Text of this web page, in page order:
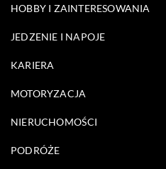
HOBBY I ZAINTERESOWANIA
JEDZENIE I NAPOJE
KARIERA
MOTORYZACJA
NIERUCHOMOŚCI
PODRÓŻE